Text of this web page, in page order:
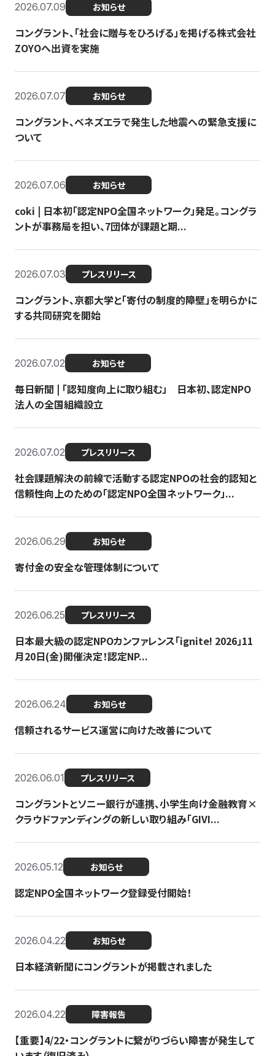
2026.07.09 お知らせ
コングラント、「社会に贈与をひろげる」を掲げる株式会社
ZOYOへ出資を実施
2026.07.07 お知らせ
コングラント、ベネズエラで発生した地震への緊急支援に
ついて
2026.07.06 お知らせ
coki | 日本初「認定NPO全国ネットワーク」発足。コングラ
ントが事務局を担い、7団体が課題と期...
2026.07.03 プレスリリース
コングラント、京都大学と「寄付の制度的障壁」を明らかに
する共同研究を開始
2026.07.02 お知らせ
毎日新聞 | 「認知度向上に取り組む」 日本初、認定NPO
法人の全国組織設立
2026.07.02 プレスリリース
社会課題解決の前線で活動する認定NPOの社会的認知と
信頼性向上のための「認定NPO全国ネットワーク」...
2026.06.29 お知らせ
寄付金の安全な管理体制について
2026.06.25 プレスリリース
日本最大級の認定NPOカンファレンス「ignite! 2026」11
月20日(金)開催決定！認定NP...
2026.06.24 お知らせ
信頼されるサービス運営に向けた改善について
2026.06.01 プレスリリース
コングラントとソニー銀行が連携、小学生向け金融教育×
クラウドファンディングの新しい取り組み「GIVI...
2026.05.12 お知らせ
認定NPO全国ネットワーク登録受付開始！
2026.04.22 お知らせ
日本経済新聞にコングラントが掲載されました
2026.04.22 障害報告
【重要】4/22・コングラントに繋がりづらい障害が発生して